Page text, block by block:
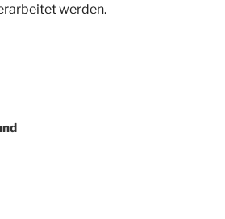
werden.